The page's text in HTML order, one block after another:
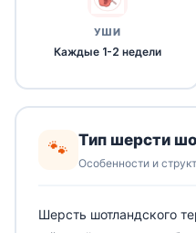
УШИ
Каждые 1-2 недели
🐾 Тип шерсти
Особенности и
Шерсть шотландского